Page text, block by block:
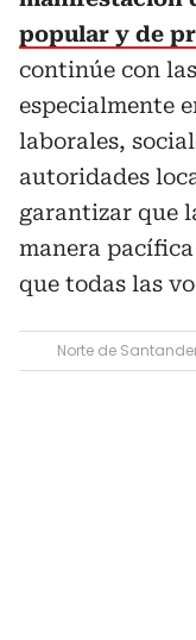
popular y de
continúe con
especialmente
laborales,
autoridades
garantizar que
manera
que todas las
Norte de